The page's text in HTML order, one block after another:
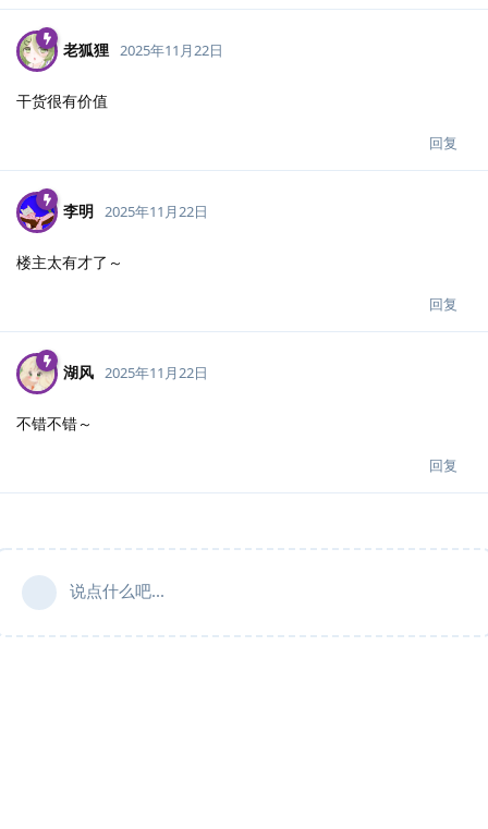
老狐狸 2025年11月22日
干货很有价值
回复
李明 2025年11月22日
楼主太有才了～
回复
湖风 2025年11月22日
不错不错～
回复
说点什么吧...